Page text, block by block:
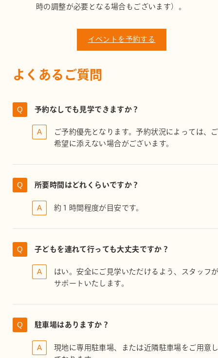
時の調整が必要となる場合もございます）。
イベントを予約する
よくあるご質問
予約なしでも見学できますか？
ご予約優先となります。予約状況によっては、ご
希望に添えない場合がございます。
所要時間はどれくらいですか？
約１時間程度が目安です。
子どもを連れて行っても大丈夫ですか？
はい。安全にご見学いただけるよう、スタッフ
サポートいたします。
駐車場はありますか？
現地に専用駐車場、または近隣駐車場をご用意